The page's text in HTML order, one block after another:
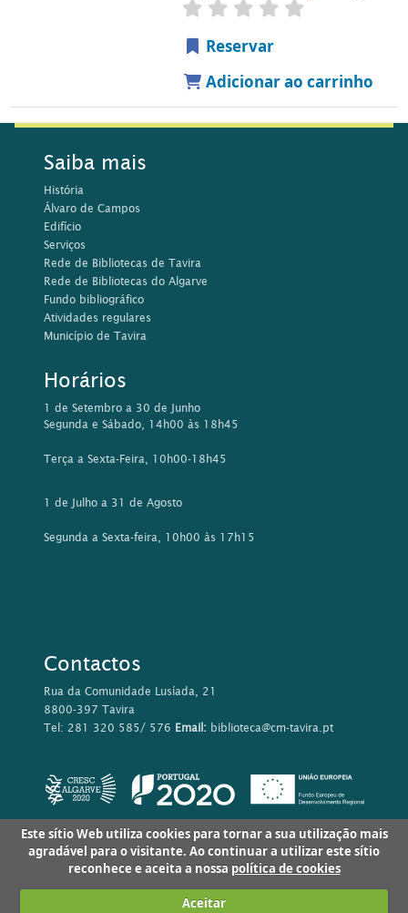
Reservar
Adicionar ao carrinho
Saiba mais
História
Álvaro de Campos
Edifício
Serviços
Rede de Bibliotecas de Tavira
Rede de Bibliotecas do Algarve
Fundo bibliográfico
Atividades regulares
Município de Tavira
Horários
1 de Setembro a 30 de Junho
Segunda e Sábado, 14h00 às 18h45
Terça a Sexta-Feira, 10h00-18h45
1 de Julho a 31 de Agosto
Segunda a Sexta-feira, 10h00 às 17h15
Contactos
Rua da Comunidade Lusíada, 21
8800-397 Tavira
Tel: 281 320 585/ 576 Email: biblioteca@cm-tavira.pt
Este sítio Web utiliza cookies para tornar a sua utilização mais
agradável para o visitante. Ao continuar a utilizar este sítio
reconhece e aceita a nossa política de cookies
Aceitar